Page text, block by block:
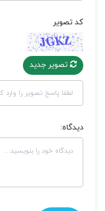
کد تصویر
تصویر جدید
دیدگاه: